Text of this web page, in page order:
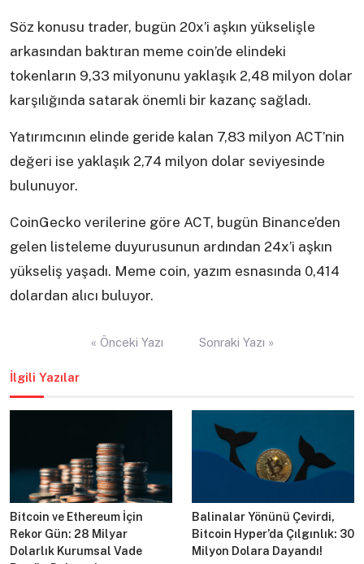
Söz konusu trader, bugün 20x’i aşkın yükselişle
arkasından baktıran meme coin’de elindeki
tokenların 9,33 milyonunu yaklaşık 2,48 milyon dolar
karşılığında satarak önemli bir kazanç sağladı.
Yatırımcının elinde geride kalan 7,83 milyon ACT’nin
değeri ise yaklaşık 2,74 milyon dolar seviyesinde
bulunuyor.
CoinGecko verilerine göre ACT, bugün Binance’den
gelen listeleme duyurusunun ardından 24x’i aşkın
yükseliş yaşadı. Meme coin, yazım esnasında 0,414
dolardan alıcı buluyor.
« Önceki Yazı Sonraki Yazı »
İlgili Yazılar
Bitcoin ve Ethereum İçin
Rekor Gün: 28 Milyar
Dolarlık Kurumsal Vade
Balinalar Yönünü Çevirdi,
Bitcoin Hyper’da Çılgınlık: 30
Milyon Dolara Dayandı!